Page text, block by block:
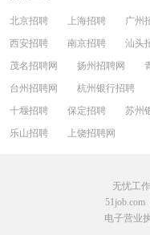
北京招聘 上海招聘 广州
西安招聘
南京招聘 汕头
茂名招聘网
扬州招聘网
台州招聘网
杭州银行招聘
十堰招聘
保定招聘 苏州
乐山招聘
上饶招聘网
无忧工
51job.com
电子营业